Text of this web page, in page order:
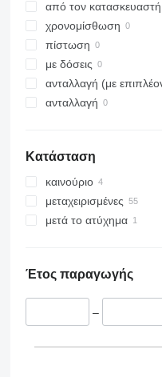
από τον κατασκευαστή
χρονομίσθωση
πίστωση
με δόσεις
ανταλλαγή (με
ανταλλαγή
Κατάσταση
καινούριο
μεταχειρισμένες
μετά το ατύχημα
Έτος παραγωγής
–